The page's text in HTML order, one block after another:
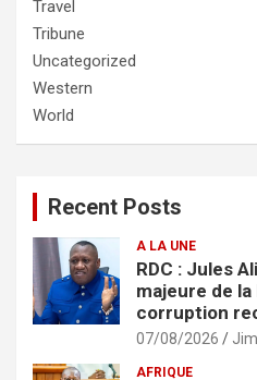
Travel
Tribune
Uncategorized
Western
World
Recent Posts
A LA UNE
RDC : Jules
majeure de
corruption
07/08/2026
AFRIQUE